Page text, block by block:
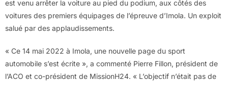
est venu arrêter la voiture au pied du podium, aux côtés des
voitures des premiers équipages de l’épreuve d’Imola. Un exploit
salué par des applaudissements.
« Ce 14 mai 2022 à Imola, une nouvelle page du sport
automobile s’est écrite », a commenté Pierre Fillon, président de
l’ACO et co-président de MissionH24. « L’objectif n’était pas de